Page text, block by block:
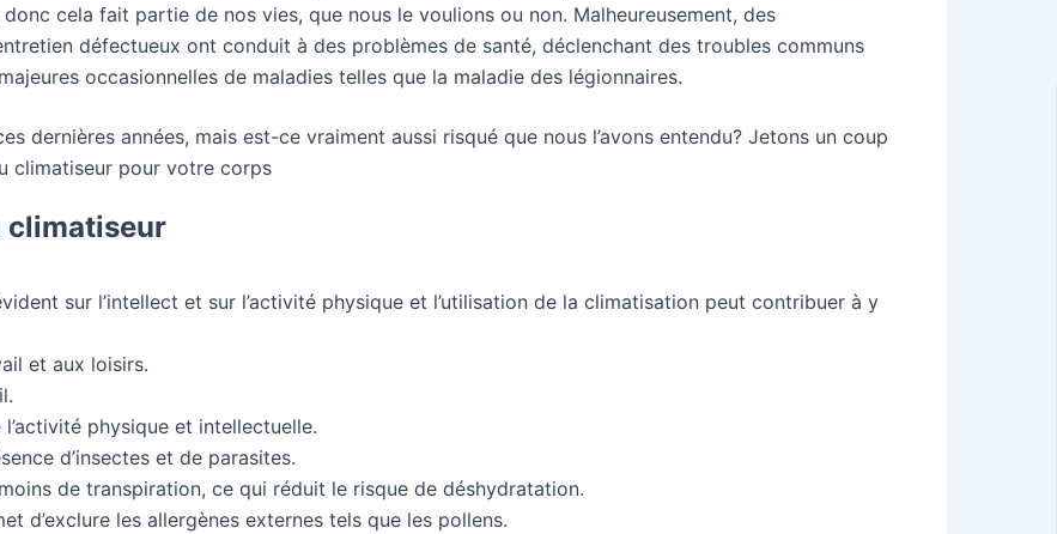
cela fait partie de nos vies, que nous le voulions ou non. Malheureusement, des
défectueux ont conduit à des problèmes de santé, déclenchant des troubles communs
occasionnelles de maladies telles que la maladie des légionnaires.
dernières années, mais est-ce vraiment aussi risqué que nous l’avons entendu? Jetons un coup
climatiseur pour votre corps
climatiseur
sur l’intellect et sur l’activité physique et l’utilisation de la climatisation peut contribuer à y
et aux loisirs.
physique et intellectuelle.
d’insectes et de parasites.
de transpiration, ce qui réduit le risque de déshydratation.
d’exclure les allergènes externes tels que les pollens.